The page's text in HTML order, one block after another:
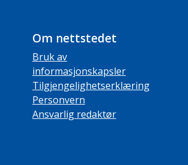
Om nettstedet
Bruk av
informasjonskapsler
Tilgjengelighetserklæring
Personvern
Ansvarlig redaktør